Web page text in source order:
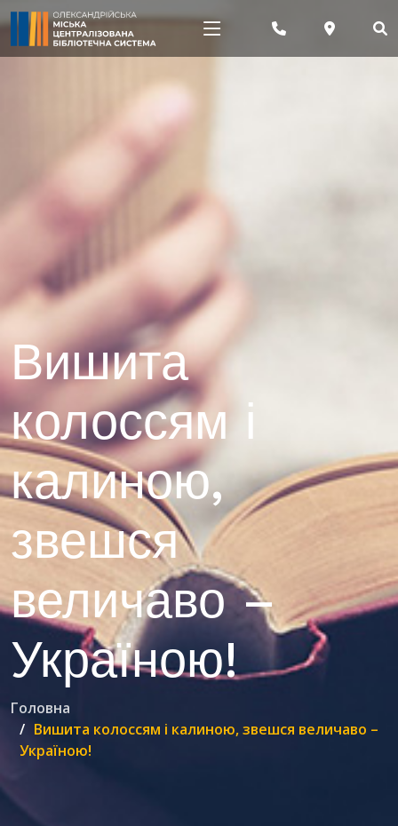
Вишита
колоссям і
калиною,
звешся
величаво –
Україною!
Головна
Вишита колоссям і калиною, звешся величаво –
Україною!